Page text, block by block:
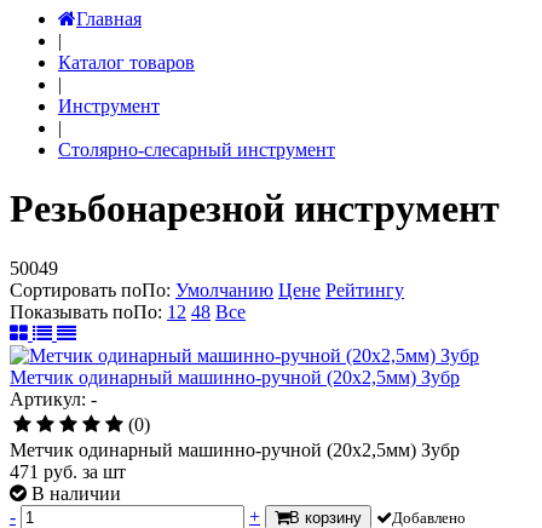
Главная
|
Каталог товаров
|
Инструмент
|
Столярно-слесарный инструмент
Резьбонарезной инструмент
50049
Сортировать поПо: Умолчанию Цене Рейтингу
Показывать поПо: 12 48 Все
Метчик одинарный машинно-ручной (20х2,5мм) Зубр
Артикул: -
(0)
Метчик одинарный машинно-ручной (20х2,5мм) Зубр
471 руб. за шт
В наличии
-
+ В корзину Добавлено